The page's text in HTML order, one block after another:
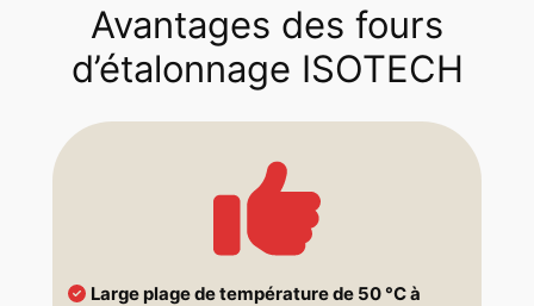
Avantages des fours
d’étalonnage ISOTECH
Large plage de température de 50 °C à